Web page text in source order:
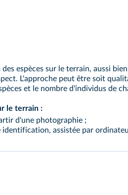
espèces sur le terrain, aussi
L'approche peut être soit
et le nombre d'individus de
le terrain :
d'une photographie ;
identification, assistée par